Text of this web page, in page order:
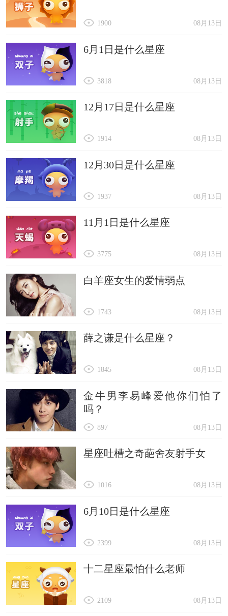
08月13日
1900
6月1日是什么星座
08月13日
3818
12月17日是什么星座
08月13日
1914
12月30日是什么星座
08月13日
1937
11月1日是什么星座
08月13日
3775
白羊座女生的爱情弱点
08月13日
1743
薛之谦是什么星座？
08月13日
1845
金牛男李易峰爱他你们怕了
吗？
08月13日
897
星座吐槽之奇葩舍友射手女
08月13日
1016
6月10日是什么星座
08月13日
2399
十二星座最怕什么老师
08月13日
2109